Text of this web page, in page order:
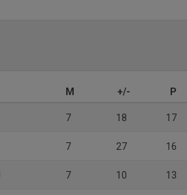
M +/- P
7 18 17
7 27 16
7 10 13